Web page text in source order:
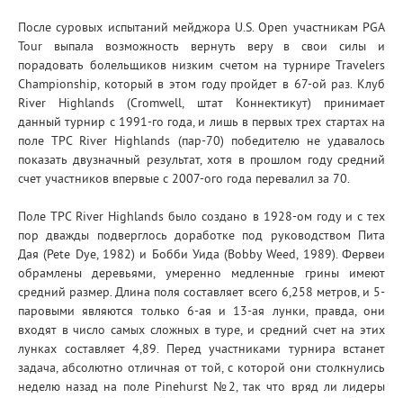
После суровых испытаний мейджора U.S. Open участникам PGA
Tour выпала возможность вернуть веру в свои силы и
порадовать болельщиков низким счетом на турнире Travelers
Championship, который в этом году пройдет в 67-ой раз. Клуб
River Highlands (Cromwell, штат Коннектикут) принимает
данный турнир с 1991-го года, и лишь в первых трех стартах на
поле TPC River Highlands (пар-70) победителю не удавалось
показать двузначный результат, хотя в прошлом году средний
счет участников впервые с 2007-ого года перевалил за 70.
Поле TPC River Highlands было создано в 1928-ом году и с тех
пор дважды подверглось доработке под руководством Пита
Дая (Pete Dye, 1982) и Бобби Уида (Bobby Weed, 1989). Фервеи
обрамлены деревьями, умеренно медленные грины имеют
средний размер. Длина поля составляет всего 6,258 метров, и 5-
паровыми являются только 6-ая и 13-ая лунки, правда, они
входят в число самых сложных в туре, и средний счет на этих
лунках составляет 4,89. Перед участниками турнира встанет
задача, абсолютно отличная от той, с которой они столкнулись
неделю назад на поле Pinehurst №2, так что вряд ли лидеры